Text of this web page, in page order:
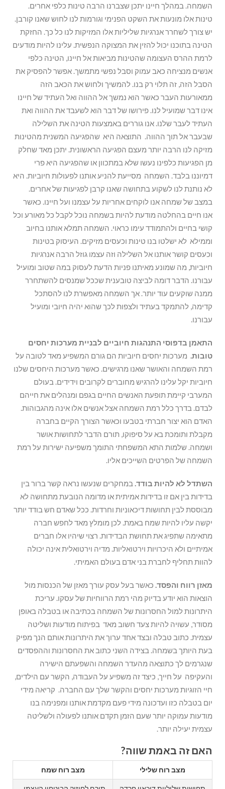
השמחה. במהלך חיינו יתכן שצברנו הרבה טינות כלפי אחרים.
טינות אלו מונעות את השקט הפנימי וגורמות לנו לחוש שאנו קורבן.
יש צורך לשחרר אנרגיות שליליות אלו המזיקות לנו כל כך. החזקת
הטינה בתוכנו יכול להזין את המצוקה הנפשית. עלינו להיות מודעים
לרמת ההרס העצומה שהטינות מביאות אל חיינו, הטינה כלפי
אנשים מנציחה כאב עמוק וסבל נפשי מתמשך. אפשר להפסיק את
הסבל הזה, זה תלוי רק בנו. להמשיך ולחוש את הכאב הזה
ממאורעות העבר כאשר הוא נמשך אל ההווה ואל העתיד של חיינו
אינו דבר שמועיל לנו. פירושו של דבר הוא לשעבד את ההווה ואת
העתיד לעבר שלנו. אנו גוררים באמצעות הטינה את השלילה
שבעבר אל תוך ההווה. התוצאה היא שהפגיעה המשנית מהטינות
מזיקה לנו הרבה יותר מעצם הפגיעה הראשונית. יתכן מאד שחלק
מן הפגיעות כלפינו נעשו שלא במתכוון או שהפגיעה היא פרי
דמיוננו בלבד. השמחה מסייעת להניע אותנו לפעולות חיוביות. היא
לא נותנת לנו לשקוע בתחושה שאנו קרבן לפגיעות של אחרים.
במצב של שמחה אנו לוקחים אחריות על עצמנו ועל חיינו. כאשר
אנו חיים בהחלטה מודעת להיות בשמחה נוכל לקבל כל מאורע וכל
קושי בחיים ולהתמודד עימו כראוי. השמחה תמלא אותנו בחיוב
וממילא לא ישלטו בנו טינות וכעסים מזיקים. העיסוק בטינות
וכעסים קושר אותנו אל השלילה וזה עצמו גוזל הרבה אנרגיות
חיוביות, מה שמונע מאיתנו פניות הדעת לעסוק במה שטוב ומועיל
עבורנו. הדבר דומה לביצה טובענית שככל שמנסים להשתחרר
ממנה שוקעים עוד יותר. אך השמחה מאפשרת לנו להסתכל
קדימה, להתמקד בעתיד ולצפות לכך שהוא יהיה חיובי ומועיל
עבורנו.
התאמן בדפוסי התנהגות חיוביים לבניית מערכות יחסים
טובות. מערכות יחסים חיוביות הם גורם המשפיע מאד לטובה על
רמת השמחה והאושר שאנו מרגישים. כאשר מערכות היחסים שלנו
חיוביות יקל עלינו להרגיש מחוברים לקרובים וידידים. בעולם
המערבי קיימת תופעת האנשים החיים בגפם ומנהלים את חייהם
לבדם. בדרך כלל רמת השמחה אצל אנשים אלו אינה מהגבוהות.
האדם הוא יצור חברתי בטבעו וכאשר הצורך הקיים בחברה
מקבלת ותומכת בא על סיפוקו, תורם הדבר לתחושות אושר
ושמחה. שלמות התא המשפחתי התומך משפיעה ישירות על רמת
השמחה של הפרטים השייכים אליו.
השתדל לא להיות בודד. במחקרים שנעשו נראה קשר ברור בין
בדידות בין אם זו בדידות אמיתית או מדומה הנובעת מתחושה לא
מבוססת לבין תחושות דיכאוניות וחרדות. ככל שאדם חש בודד יותר
יקשה עליו להיות שמח באמת. לכן מומלץ מאד לחפש חברה
מתאימה שתפיג את תחושת הבדידות. רצוי שיהיו אלו חברים
אמיתיים ולא היכרויות וירטואליות. מדיה וירטואלית אינה יכולה
להוות תחליף לחברת בני אדם בעולם האמיתי.
מאזן רווח והפסד. כאשר בעל עסק עורך מאזן של הכנסות מול
הוצאות הוא יודע בדיוק מהי רמת הרווחיות של עסקו. עריכת
היתרונות למול החסרונות של השמחה בכתיבה או בטבלה באופן
מסודר, עשויה להיות צעד חשוב מאד בפיתוח מודעות ושליטה
עצמית. כתוב טבלה ובצד אחד ערוך את היתרונות אותם הנך מפיק
בעת היותך בשמחה. בצידה השני כתוב את החסרונות וההפסדים
שנגרמים לך כתוצאה מהעדר השמחה והשפעתם הישירה
והעקיפה על חייך, כיצד זה משפיע על העבודה, הקשר עם הילדים,
חיי הזוגיות מערכות יחסים והקשר שלך עם החברה. קריאה מידי
יום בטבלה כזו ועדכונה מידי פעם מקדמת אותנו ומפנימה בנו
מודעות עמוקה יותר שעם הזמן תקדם אותנו לפעולה ולשליטה
עצמית יעילה יותר.
האם זה באמת שווה?
מצב רוח שלילי מצב רוח שמח